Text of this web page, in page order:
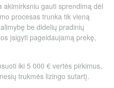
akimirksniu gauti sprendimą dėl
procesas trunka tik vieną
be didelių pradinių
įsigyti pageidaujamą prekę,
iki 5 000 € vertės pirkimus,
trukmės lizingo sutartį.